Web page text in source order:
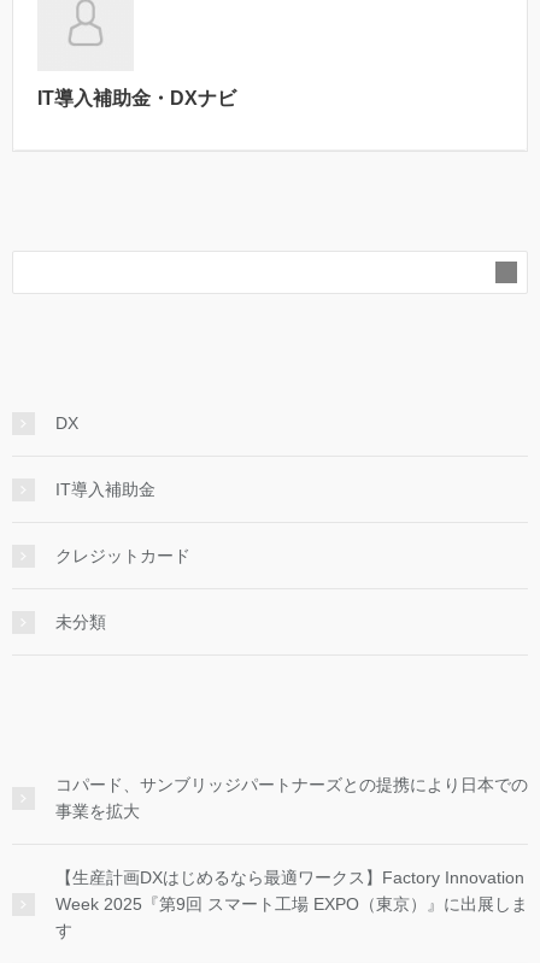
IT導入補助金・DXナビ
DX
IT導入補助金
クレジットカード
未分類
コパード、サンブリッジパートナーズとの提携により日本での
事業を拡大
【生産計画DXはじめるなら最適ワークス】Factory Innovation
Week 2025『第9回 スマート工場 EXPO（東京）』に出展しま
す